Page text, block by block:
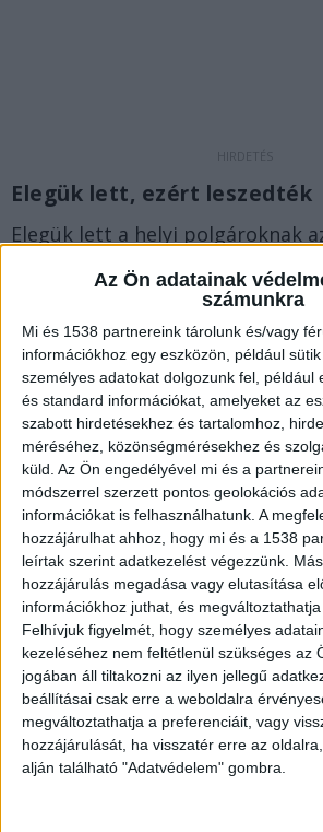
Az Ön adatainak
számunkra
Mi és 1538 partnereink tárolunk és/vagy
információkhoz egy eszközön, például
személyes adatokat dolgozunk fel, például
és standard információkat, amelyeket az
szabott hirdetésekhez és tartalomhoz,
méréséhez, közönségmérésekhez és
küld. Az Ön engedélyével mi és a
módszerrel szerzett pontos geolokációs
információkat is felhasználhatunk. A
hozzájárulhat ahhoz, hogy mi és a 1538
leírtak szerint adatkezelést végezzünk.
hozzájárulás megadása vagy elutasítása
információkhoz juthat, és megváltoztathatja
Felhívjuk figyelmét, hogy személyes
kezeléséhez nem feltétlenül szükséges az
jogában áll tiltakozni az ilyen jellegű
beállításai csak erre a weboldalra
megváltoztathatja a preferenciáit, vagy
hozzájárulását, ha visszatér erre az
alján található "Adatvédelem" gombra.
Elegük lett, ezért leszedték
Elegük lett a helyi polgároknak
lefestésekből, az eltorzított
ráfestett horogkeresztekből,
összetört választási plakátokból.
csömöri polgár péntek délután
település főútjain, gyűjtőútjain,
összes párt plakátját, majd
azokat a helyi gondnokság
az akciójukat szándékosan
végezték – írja aCsömöri Hírek.